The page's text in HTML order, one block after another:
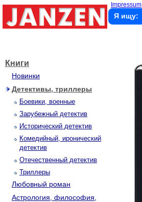
Impressum
Я ищу:
Книги
Новинки
Детективы, триллеры
Боевики, военные
Зарубежный детектив
Исторический детектив
Комедийный, иронический
детектив
Отечественный детектив
Триллеры
Любовный роман
Астрология, философия,